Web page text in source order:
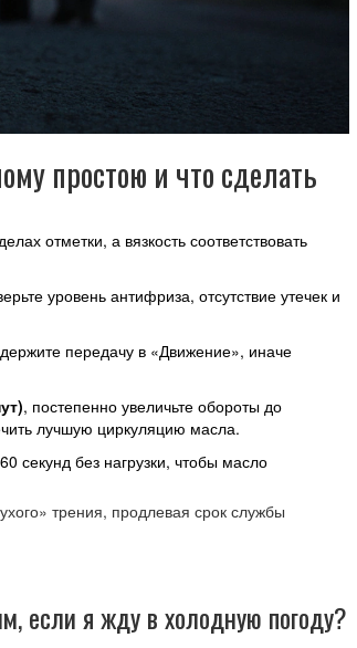
простою и что сделать
отметки, а вязкость соответствовать
уровень антифриза, отсутствие утечек и
передачу в «Движение», иначе
, постепенно увеличьте обороты до
лучшую циркуляцию масла.
секунд без нагрузки, чтобы масло
трения, продлевая срок службы
если я жду в холодную погоду?